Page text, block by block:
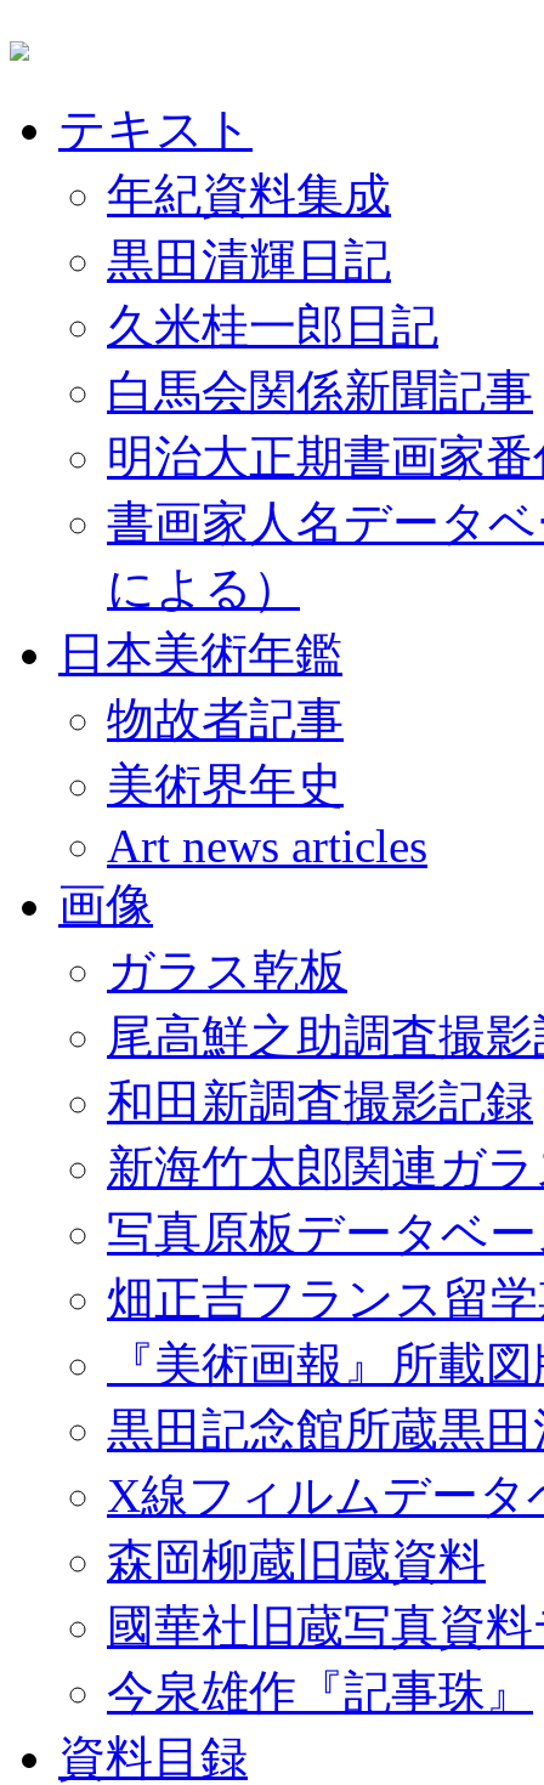
テキスト
年紀資料集成
黒田清輝日記
久米桂一郎日記
白馬会関係新聞記事
明治大正期書画家
書画家人名データ
による）
日本美術年鑑
物故者記事
美術界年史
Art news articles
画像
ガラス乾板
尾高鮮之助調査撮
和田新調査撮影記録
新海竹太郎関連ガ
写真原板データベ
畑正吉フランス留
『美術画報』所載
黒田記念館所蔵黒
X線フィルムデータ
森岡柳蔵旧蔵資料
國華社旧蔵写真資
今泉雄作『記事珠』
資料目録